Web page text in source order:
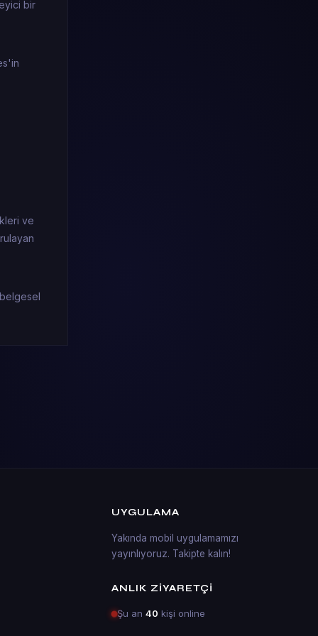
bir
ve
belgesel
UYGULAMA
Yakında mobil uygulamamızı
yayınlıyoruz. Takipte kalın!
ANLIK ZIYARETÇI
Şu an 40 kişi online